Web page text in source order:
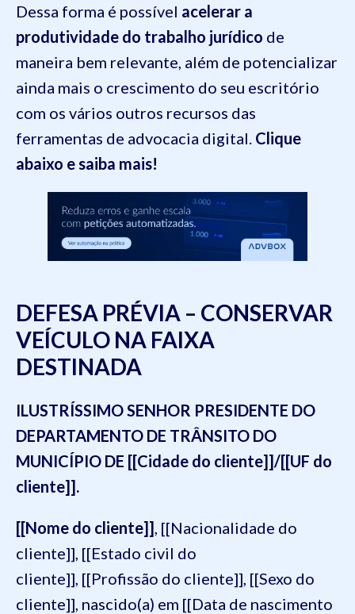
Dessa forma é possível acelerar a
produtividade do trabalho jurídico de
maneira bem relevante, além de potencializar
ainda mais o crescimento do seu escritório
com os vários outros recursos das
ferramentas de advocacia digital. Clique
abaixo e saiba mais!
DEFESA PRÉVIA – CONSERVAR
VEÍCULO NA FAIXA
DESTINADA
ILUSTRÍSSIMO SENHOR PRESIDENTE DO
DEPARTAMENTO DE TRÂNSITO DO
MUNICÍPIO DE [[Cidade do cliente]]/[[UF do
cliente]].
[[Nome do cliente]] , [[Nacionalidade do
cliente]], [[Estado civil do
cliente]], [[Profissão do cliente]], [[Sexo do
cliente]], nascido(a) em [[Data de nascimento